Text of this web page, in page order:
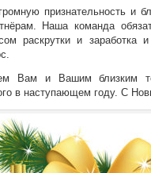
признательность и
Наша команда
раскрутки и заработка
Вам и Вашим близким
в наступающем году. С